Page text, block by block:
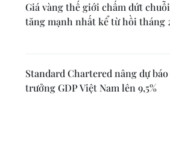
Giá vàng thế giới chấm dứt
tăng mạnh nhất kể từ hồi tháng
Standard Chartered nâng dự
trưởng GDP Việt Nam lên 9,5%